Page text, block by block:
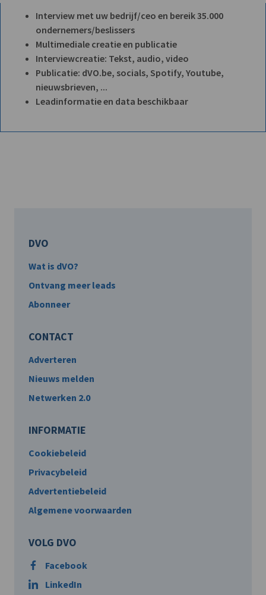
Interview met uw bedrijf/ceo en bereik 35.000
ondernemers/beslissers
Multimediale creatie en publicatie
Interviewcreatie: Tekst, audio, video
Publicatie: dVO.be, socials, Spotify, Youtube,
nieuwsbrieven, ...
Leadinformatie en data beschikbaar
DVO
Wat is dVO?
Ontvang meer leads
Abonneer
CONTACT
Adverteren
Nieuws melden
Netwerken 2.0
INFORMATIE
Cookiebeleid
Privacybeleid
Advertentiebeleid
Algemene voorwaarden
VOLG DVO
Facebook
LinkedIn